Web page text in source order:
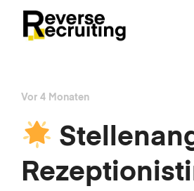
content
Vor 4 Monaten